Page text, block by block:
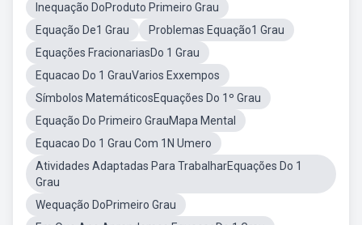
Inequação DoProduto Primeiro Grau
Equação De1 Grau
Problemas Equação1 Grau
Equações FracionariasDo 1 Grau
Equacao Do 1 GrauVarios Exxempos
Símbolos MatemáticosEquações Do 1º Grau
Equação Do Primeiro GrauMapa Mental
Equacao Do 1 Grau Com 1N Umero
Atividades Adaptadas Para TrabalharEquações Do 1
Grau
Wequação DoPrimeiro Grau